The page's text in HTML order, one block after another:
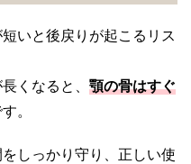
いと後戻りが起こるリス
くなると、 顎の骨はすぐ
。
しっかり守り、正しい使